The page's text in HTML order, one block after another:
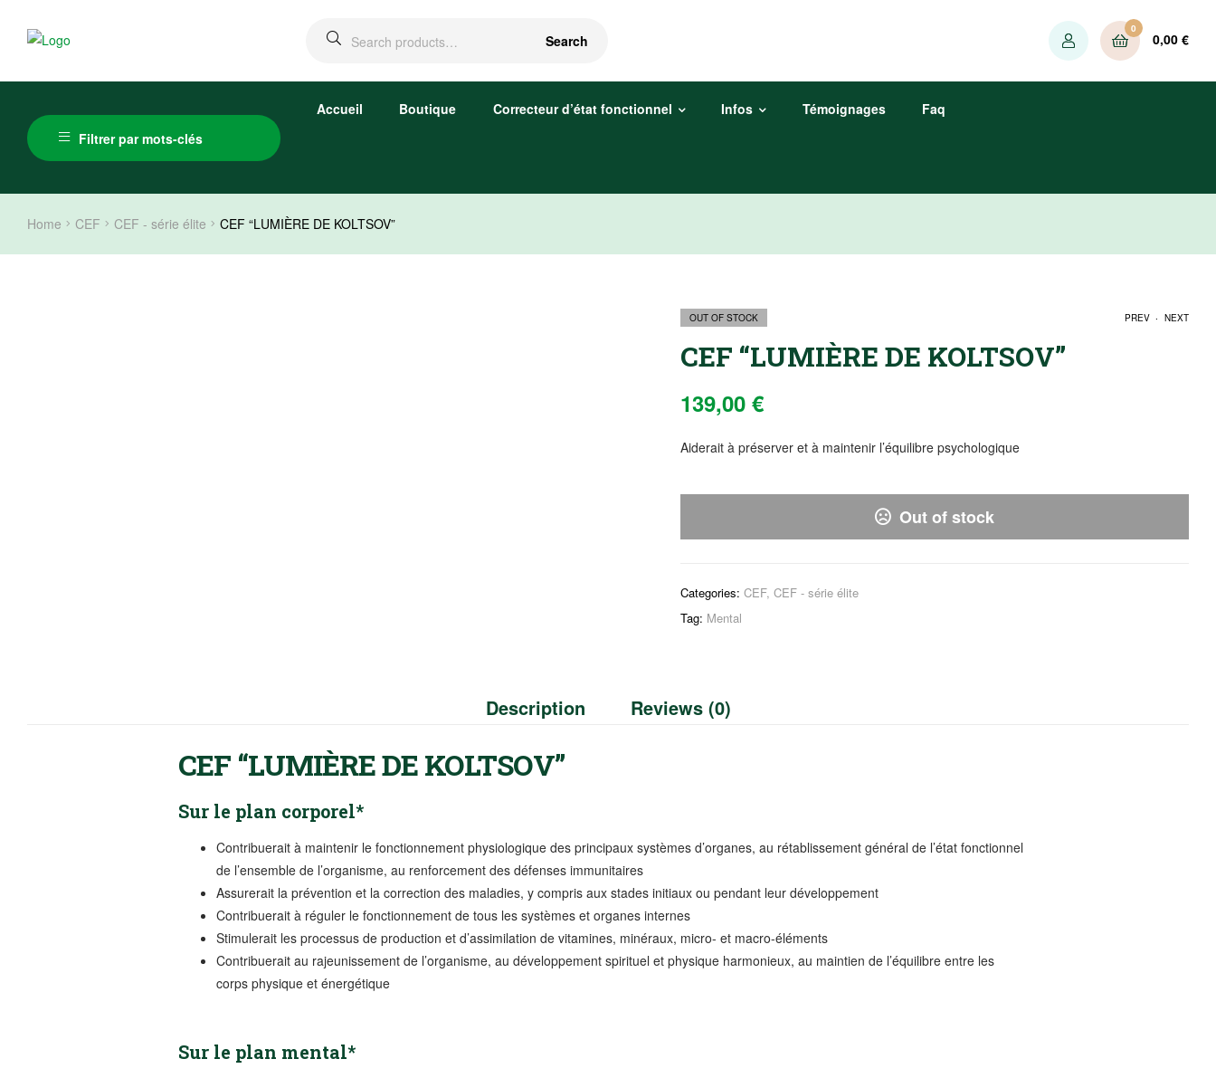
Search
0
0,00 €
Filtrer par mots-clés
Accueil Boutique Correcteur d’état fonctionnel Infos Témoignages Faq
Home CEF CEF - série élite CEF “LUMIÈRE DE KOLTSOV”
PREV . NEXT
OUT OF STOCK
CEF “LUMIÈRE DE KOLTSOV”
139,00 €
Aiderait à préserver et à maintenir l’équilibre psychologique
Out of stock
Categories: CEF, CEF - série élite
Tag: Mental
Description Reviews (0)
CEF “LUMIÈRE DE KOLTSOV”
Sur le plan corporel*
Contribuerait à maintenir le fonctionnement physiologique des principaux systèmes d’organes, au rétablissement général de l’état fonctionnel
de l’ensemble de l’organisme, au renforcement des défenses immunitaires
Assurerait la prévention et la correction des maladies, y compris aux stades initiaux ou pendant leur développement
Contribuerait à réguler le fonctionnement de tous les systèmes et organes internes
Stimulerait les processus de production et d’assimilation de vitamines, minéraux, micro- et macro-éléments
Contribuerait au rajeunissement de l’organisme, au développement spirituel et physique harmonieux, au maintien de l’équilibre entre les
corps physique et énergétique
Sur le plan mental*